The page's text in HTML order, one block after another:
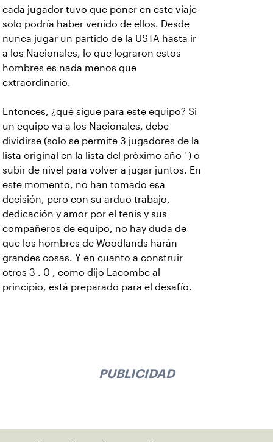
cada jugador tuvo que poner en este viaje
solo podría haber venido de ellos. Desde
nunca jugar un partido de la USTA hasta ir
a los Nacionales, lo que lograron estos
hombres es nada menos que
extraordinario.
Entonces, ¿qué sigue para este equipo? Si
un equipo va a los Nacionales, debe
dividirse (solo se permite 3 jugadores de la
lista original en la lista del próximo año ' ) o
subir de nivel para volver a jugar juntos. En
este momento, no han tomado esa
decisión, pero con su arduo trabajo,
dedicación y amor por el tenis y sus
compañeros de equipo, no hay duda de
que los hombres de Woodlands harán
grandes cosas. Y en cuanto a construir
otros 3 . 0 , como dijo Lacombe al
principio, está preparado para el desafío.
PUBLICIDAD